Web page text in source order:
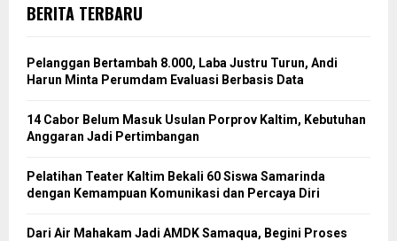
BERITA TERBARU
Pelanggan Bertambah 8.000, Laba Justru Turun, Andi
Harun Minta Perumdam Evaluasi Berbasis Data
14 Cabor Belum Masuk Usulan Porprov Kaltim, Kebutuhan
Anggaran Jadi Pertimbangan
Pelatihan Teater Kaltim Bekali 60 Siswa Samarinda
dengan Kemampuan Komunikasi dan Percaya Diri
Dari Air Mahakam Jadi AMDK Samaqua, Begini Proses